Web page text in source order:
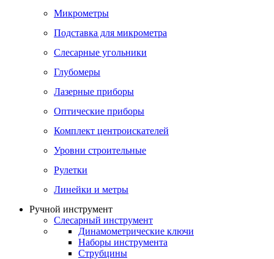
Микрометры
Подставка для микрометра
Слесарные угольники
Глубомеры
Лазерные приборы
Оптические приборы
Комплект центроискателей
Уровни строительные
Рулетки
Линейки и метры
Ручной инструмент
Слесарный инструмент
Динамометрические ключи
Наборы инструмента
Струбцины